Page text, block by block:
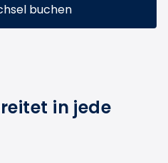
buchen
in jede